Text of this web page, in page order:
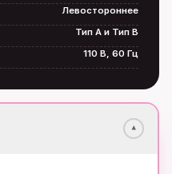
Левостороннее
Тип A и Тип B
110 В, 60 Гц
▾